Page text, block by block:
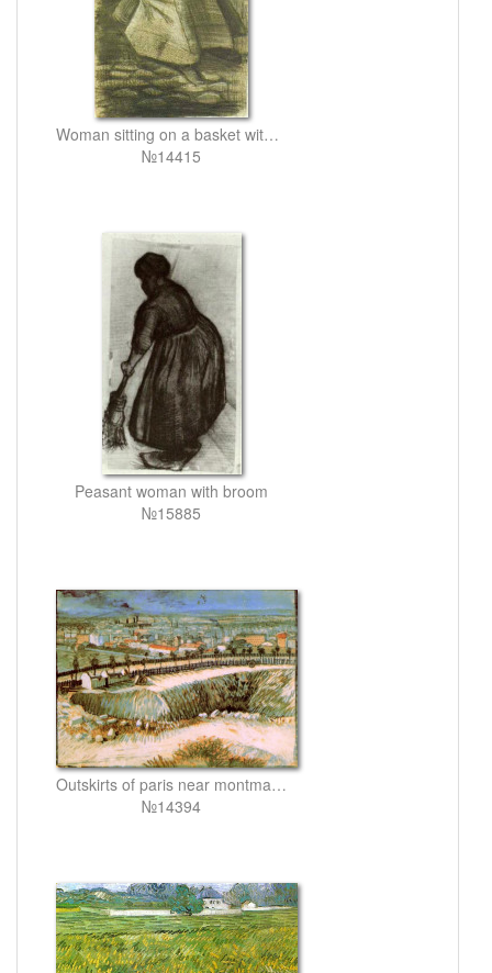
Woman sitting on a basket with head in hands
№14415
Peasant woman with broom
№15885
Outskirts of paris near montmartre
№14394